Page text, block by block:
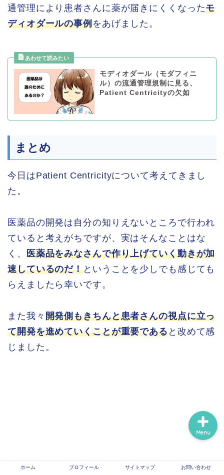
通管理により患者さんに薬が届きにくくなったモ
ディオダールの事例をあげました。
モディオダール（モダフィニ
ル）の流通管理規制に見る、
Patient Centricityの欠如
まとめ
今日はPatient Centricityについて考えてきまし
た。
医薬品の開発は自分の知りえないところで行われ
ていると考えがちですが、実はそんなことはな
く、 医薬品をみなさんで作り上げていく動きが加
速しているのだ！ということを少しでも感じても
らえましたら幸いです。
また我々 開発側もきちんと患者さんの視点に立っ
て開発を進めていくことが重要であると改めて感
じました。
ホーム プロフィール サイトマップ お問い合わせ
Menu
プロフィール
サイトマップ